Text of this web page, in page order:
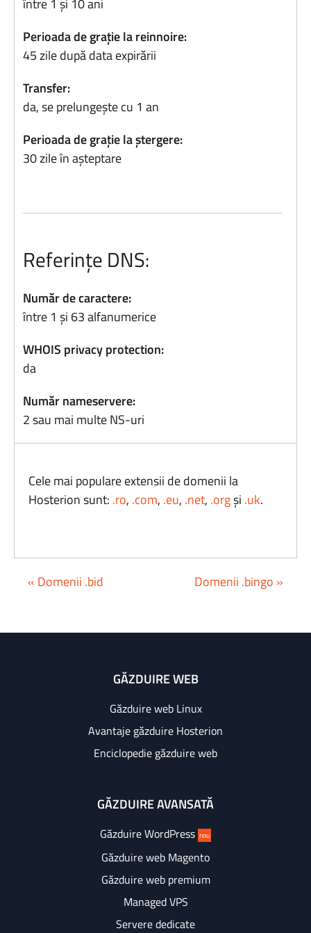
între 1 și 10 ani
Perioada de grație la reinnoire:
45 zile după data expirării
Transfer:
da, se prelungește cu 1 an
Perioada de grație la ștergere:
30 zile în așteptare
Referințe DNS:
Număr de caractere:
între 1 și 63 alfanumerice
WHOIS privacy protection:
da
Număr nameservere:
2 sau mai multe NS-uri
Cele mai populare extensii de domenii la
Hosterion sunt: .ro, .com, .eu, .net, .orgși .uk.
« Domenii .bid Domenii .bingo »
GĂZDUIRE WEB
Găzduire web Linux
Avantaje găzduire Hosterion
Enciclopedie găzduire web
GĂZDUIRE AVANSATĂ
Găzduire WordPress nou
Găzduire web Magento
Găzduire web premium
Managed VPS
Servere dedicate